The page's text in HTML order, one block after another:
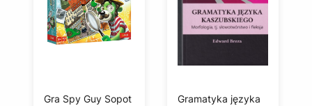
Gra Spy Guy Sopot
Gramatyka języka